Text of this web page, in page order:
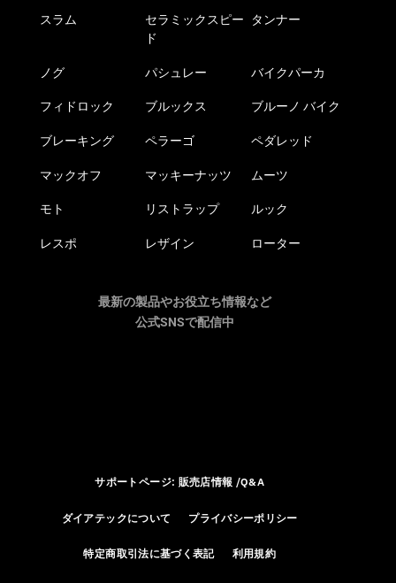
スラム
セラミックスピー
ド
タンナー
ノグ パシュレー バイクパーカ
フィドロック ブルックス ブルーノ バイク
ブレーキング ペラーゴ ペダレッド
マックオフ マッキーナッツ ムーツ
モト リストラップ ルック
レスポ レザイン ローター
最新の製品やお役立ち情報など
公式SNSで配信中
サポートページ: 販売店情報 /Q&A
ダイアテックについて プライバシーポリシー
特定商取引法に基づく表記 利用規約